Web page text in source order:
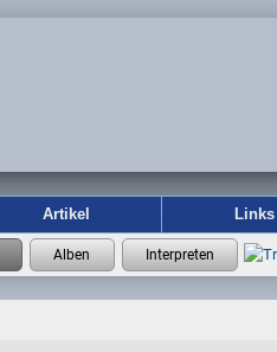
Artikel Links